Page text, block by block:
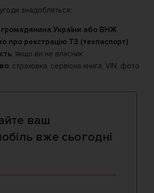
знадобляться:
громадянина України або ВНЖ
про реєстрацію ТЗ (техпаспорт)
, якщо ви не власник
: страховка, сервісна книга, VIN, фото
ваш
вже сьогодні